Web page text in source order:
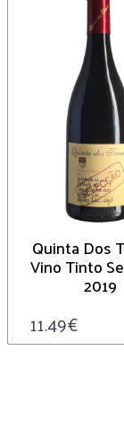
Quinta Dos
Vino Tinto
2019
11.49€